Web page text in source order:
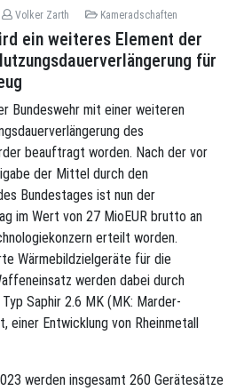
Volker Zarth Kameradschaften
ein weiteres Element der
für
Bundeswehr mit einer weiteren
des
beauftragt worden. Nach der vor
der Mittel durch den
Bundestages ist nun der
im Wert von 27 MioEUR brutto an
erteilt worden.
Wärmebildzielgeräte für die
werden dabei durch
Saphir 2.6 MK (MK: Marder-
einer Entwicklung von Rheinmetall
werden insgesamt 260 Gerätesätze